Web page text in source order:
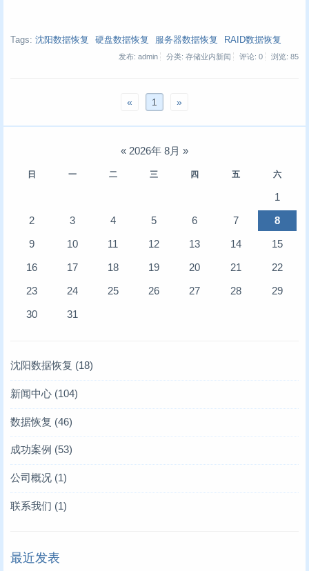
Tags: 沈阳数据恢复 硬盘数据恢复 服务器数据恢复 RAID数据恢复
发布: admin 分类: 存储业内新闻 评论: 0 浏览: 85
« 1 »
« 2026年 8月 »
日 一 二 三 四 五 六
1
2
3 4 5 6 7
8
9
10 11 12 13 14
15
16
17 18 19 20 21
22
23
24 25 26 27 28
29
30
31
沈阳数据恢复 (18)
新闻中心 (104)
存储业内新闻
凯文数据恢复新闻
技术文章
数据恢复 (46)
服务器数据恢复
硬盘数据恢复
存储卡类恢复
数据库修复
成功案例 (53)
服务器数据恢复案例
数据库修复案例
工控机数据恢复案例
公司概况 (1)
联系我们 (1)
最近发表